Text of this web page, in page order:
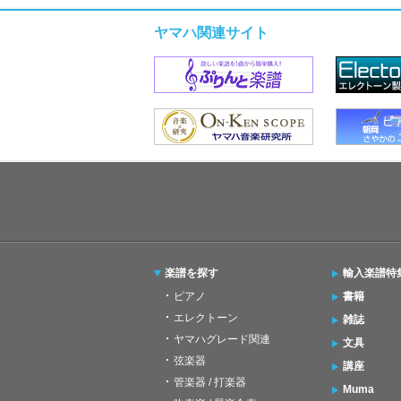
ヤマハ関連サイト
楽譜を探す
ピアノ
エレクトーン
ヤマハグレード関連
弦楽器
管楽器 / 打楽器
輸入楽譜特
書籍
雑誌
文具
講座
Muma